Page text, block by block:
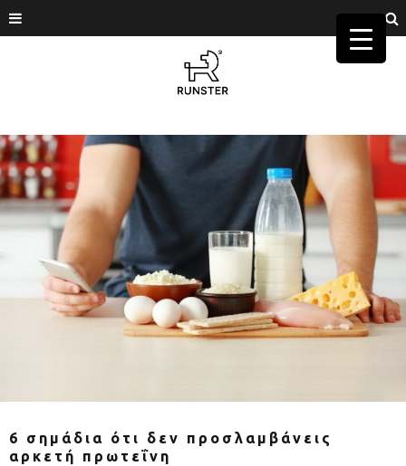
6 σημάδια ότι δεν προσλαμβάνεις
αρκετή πρωτεΐνη